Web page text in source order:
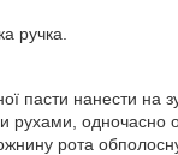
ручка.
пасти нанести на
рухами, одночасно
рота